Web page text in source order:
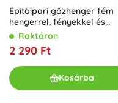
Építőipari gőzhenger fém
hengerrel, fényekkel és
hangokkal
Raktáron
2 290 Ft
Kosárba